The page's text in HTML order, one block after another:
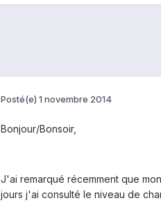
Posté(e) 1 novembre 2014
Bonjour/Bonsoir,
J'ai remarqué récemment que
jours j'ai consulté le niveau de